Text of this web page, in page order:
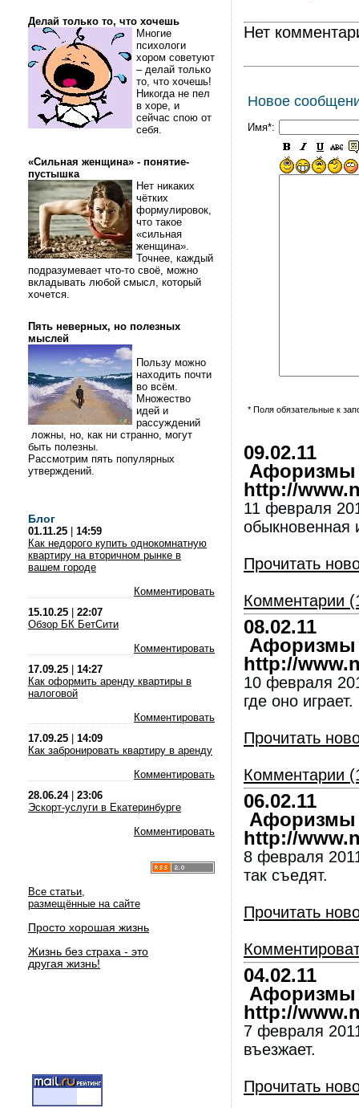
Делай только то, что хочешь
Многие
психологи
хором советуют
– делай только
то, что хочешь!
Никогда не пел
в хоре, и
сейчас спою от
себя.
«Сильная женщина» - понятие-
пустышка
Нет никаких
чётких
формулировок,
что такое
«сильная
женщина».
Точнее, каждый
подразумевает что-то своё, можно
вкладывать любой смысл, который
хочется.
Пять неверных, но полезных
мыслей
Пользу можно
находить почти
во всём.
Множество
идей и
рассуждений
ложны, но, как ни странно, могут
быть полезны.
Рассмотрим пять популярных
утверждений.
Блог
01.11.25
14:59
Как недорого купить однокомнатную
квартиру на вторичном рынке в
вашем городе
Комментировать
15.10.25
22:07
Обзор БК БетСити
Комментировать
17.09.25
14:27
Как оформить аренду квартиры в
налоговой
Комментировать
17.09.25
14:09
Как забронировать квартиру в аренду
Комментировать
28.06.24| 23:06
Эскорт-услуги в Екатеринбурге
Комментировать
Все статьи,
размещённые на сайте
Просто хорошая жизнь
Жизнь без страха - это
другая жизнь!
Нет
Новое
Имя*:
* Поля обязательные к
09.02.11
Афоризмы
http://
11 февраля
обыкновенная
Прочитать
Комментарии
08.02.11
Афоризмы
http://
10 февраля
где оно играет.
Прочитать
Комментарии
06.02.11
Афоризмы
http://
8 февраля
так съедят.
Прочитать
04.02.11
Афоризмы
http://
7 февраля
въезжает.
Прочитать